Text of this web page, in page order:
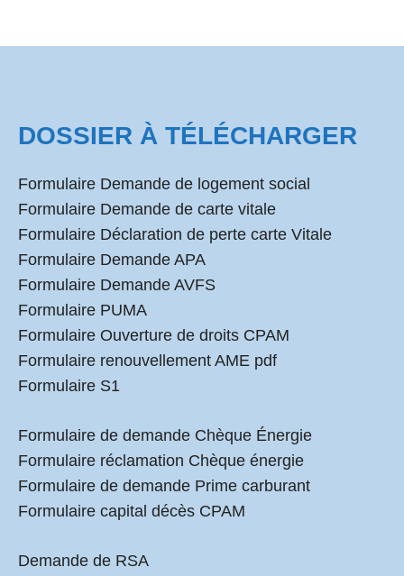
DOSSIER À TÉLÉCHARGER
Formulaire Demande de logement social
Formulaire Demande de carte vitale
Formulaire Déclaration de perte carte Vitale
Formulaire Demande APA
Formulaire Demande AVFS
Formulaire PUMA
Formulaire Ouverture de droits CPAM
Formulaire renouvellement AME pdf
Formulaire S1
Formulaire de demande Chèque Énergie
Formulaire réclamation Chèque énergie
Formulaire de demande Prime carburant
Formulaire capital décès CPAM
Demande de RSA